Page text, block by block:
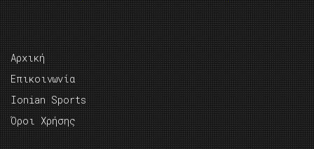
Αρχική
Επικοινωνία
Ionian Sports
Όροι Χρήσης